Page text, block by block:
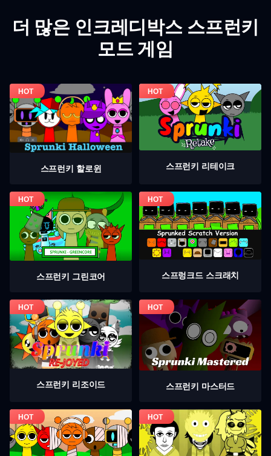
더 많은 인크레디박스 스프런키
모드 게임
스프런키 할로윈 스프런키 리테이크
스프런키 그린코어 스프렁크드 스크래치
스프런키 리조이드 스프런키 마스터드